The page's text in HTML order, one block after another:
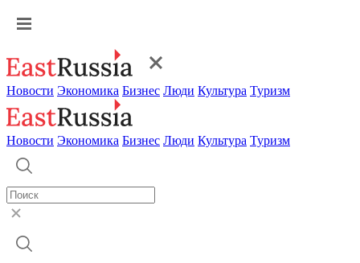
Новости Экономика Бизнес Люди Культура Туризм
Новости Экономика Бизнес Люди Культура Туризм